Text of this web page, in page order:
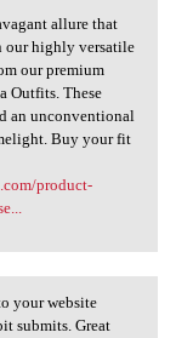
allure that
our highly versatile
our premium
Outfits. These
an unconventional
Buy your fit
product-
onto
your website
submits. Great